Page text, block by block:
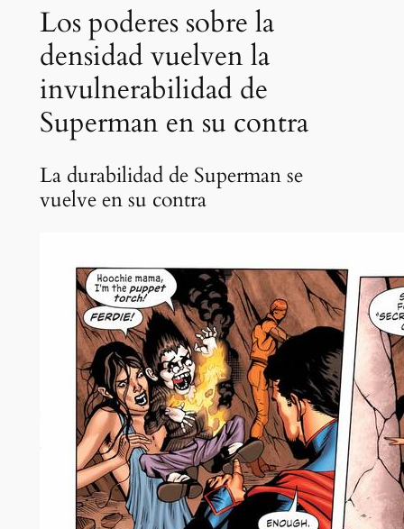
Los poderes sobre la
densidad vuelven la
invulnerabilidad de
Superman en su contra
La durabilidad de Superman se
vuelve en su contra